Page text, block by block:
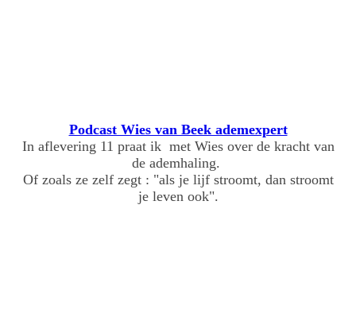
Podcast Wies van Beek ademexpert
In aflevering 11 praat ik met Wies over de kracht van
de ademhaling.
Of zoals ze zelf zegt : "als je lijf stroomt, dan stroomt
je leven ook".